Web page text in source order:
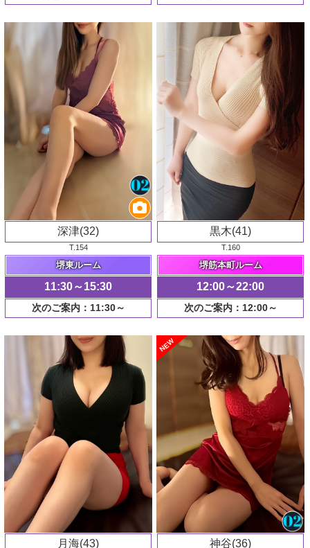
深津(32)
T.154
堺東ルーム
11:30～15:30
次のご案内：11:30～
黒木(41)
T.160
堺筋本町ルーム
12:00～22:00
次のご案内：12:00～
月海(43)
NEW
神谷(36)